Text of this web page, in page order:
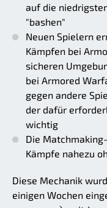
auf die
"bashen"
Neuen Spielern
Kämpfen bei
sicheren
bei Armored
gegen andere
der dafür
wichtig
Die
Kämpfe nahezu
Diese Mechanik
einigen Wochen